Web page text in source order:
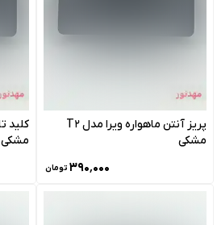
پریز آنتن ماهواره ویرا مدل T2
مشکی
۳۹۰٬۰۰۰ تومان
مشکی